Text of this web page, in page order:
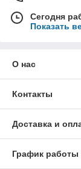
Сегодня
Показать
О нас
Контакты
Доставка и
График работы